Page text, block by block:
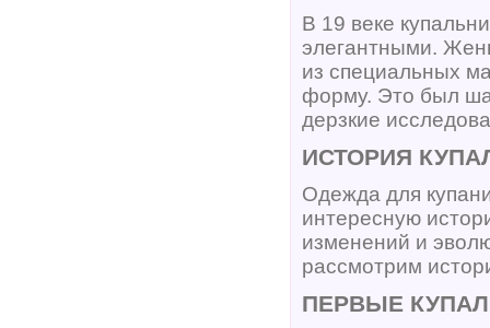
В 19 веке
элегантными.
из специальных
форму. Это был
дерзкие
ИСТОРИЯ
Одежда для
интересную
изменений и
рассмотрим
ПЕРВЫЕ